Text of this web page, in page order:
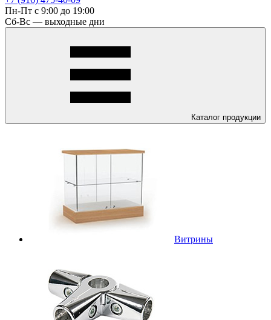
Пн-Пт с 9:00 до 19:00
Сб-Вс — выходные дни
Каталог продукции
Витрины